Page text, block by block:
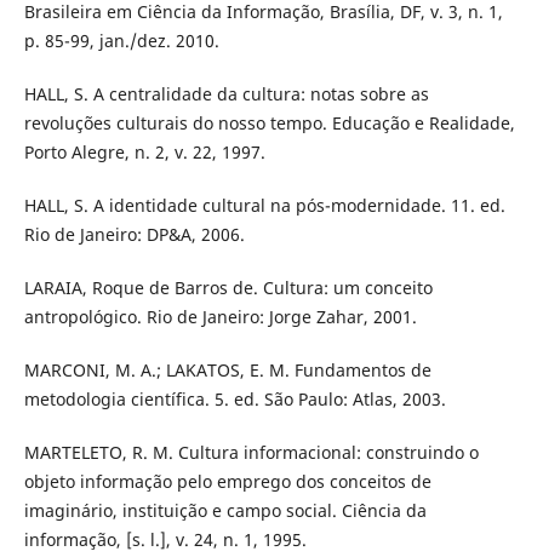
Brasileira em Ciência da Informação, Brasília, DF, v. 3, n. 1,
p. 85-99, jan./dez. 2010.
HALL, S. A centralidade da cultura: notas sobre as
revoluções culturais do nosso tempo. Educação e Realidade,
Porto Alegre, n. 2, v. 22, 1997.
HALL, S. A identidade cultural na pós-modernidade. 11. ed.
Rio de Janeiro: DP&A, 2006.
LARAIA, Roque de Barros de. Cultura: um conceito
antropológico. Rio de Janeiro: Jorge Zahar, 2001.
MARCONI, M. A.; LAKATOS, E. M. Fundamentos de
metodologia científica. 5. ed. São Paulo: Atlas, 2003.
MARTELETO, R. M. Cultura informacional: construindo o
objeto informação pelo emprego dos conceitos de
imaginário, instituição e campo social. Ciência da
informação, [s. l.], v. 24, n. 1, 1995.